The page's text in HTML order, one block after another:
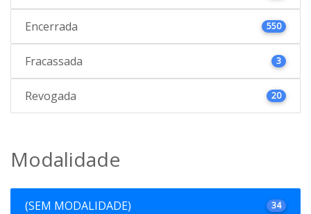
Encerrada 550
Fracassada 3
Revogada 20
Modalidade
(SEM MODALIDADE) 34